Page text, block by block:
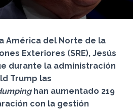
C
Ó
América del Norte de la
Exteriores (SRE), Jesús
durante la administración
Trump las
han aumentado 219
con la gestión